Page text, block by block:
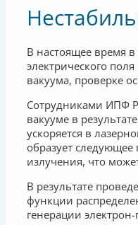
В настоящее время
электрического
вакуума, проверке
Сотрудниками ИПФ
вакууме в
ускоряется в
образует
излучения, что
В результате
функции
генерации